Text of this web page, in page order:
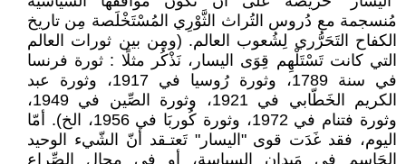
مُنسجمة مع دُروس التُراث الثَّوْرِي المُسْتَخْلَصة مِن تاريخ
الكفاح التَحَرُّري لِشُعوب العالم. (ومِن بين ثورات العالم
التي كانت تَسْتَلْهِم قِوَى اليسار، نَذْكُر مثلًا : ثورة فرنسا
في سنة 1789، وثورة رُوسيا في 1917، وثورة عبد
الكريم الخَطّابي في 1921، وثورة الصِّين في 1949،
وثورة فتنام في 1972، وثورة كُوربَا في 1956، الخ). أمّا
اليوم، فقد غَدَت قوى "اليسار" تَعتـقد أنّ الشّيء الوحيد
الحَاسِم في مَيدان السياسة، أو في مجال الصِّراع